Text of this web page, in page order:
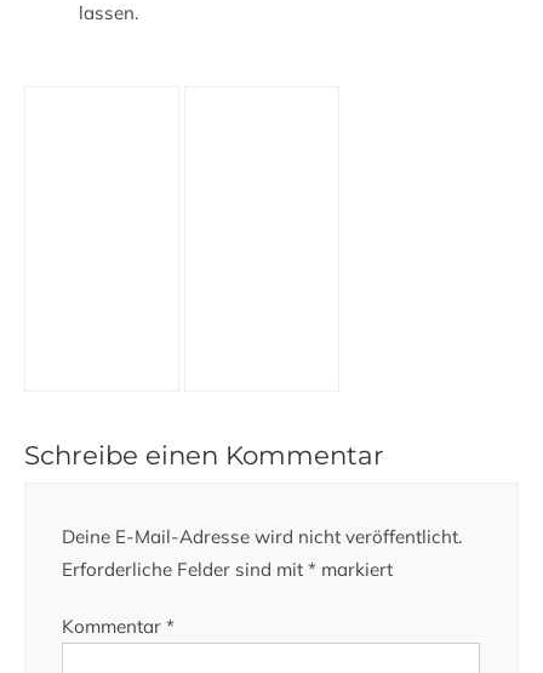
lassen.
Schreibe einen Kommentar
Deine E-Mail-Adresse wird nicht veröffentlicht.
Erforderliche Felder sind mit * markiert
Kommentar *